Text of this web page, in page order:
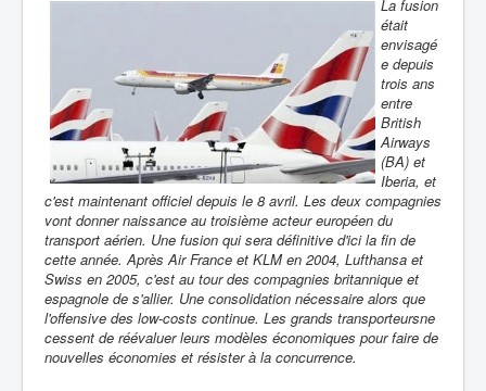
La fusion
était
envisagé
e depuis
trois ans
entre
British
Airways
(BA) et
Iberia, et
c'est maintenant officiel depuis le 8 avril. Les deux compagnies
vont donner naissance au troisième acteur européen du
transport aérien. Une fusion qui sera définitive d'ici la fin de
cette année. Après Air France et KLM en 2004, Lufthansa et
Swiss en 2005, c'est au tour des compagnies britannique et
espagnole de s'allier. Une consolidation nécessaire alors que
l'offensive des low-costs continue. Les grands transporteursne
cessent de réévaluer leurs modèles économiques pour faire de
nouvelles économies et résister à la concurrence.